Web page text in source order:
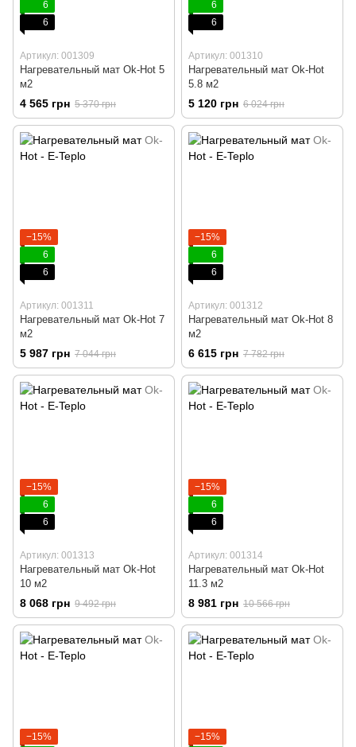
6
6
Артикул: 001309
Нагревательный мат Ok-Hot 5
м2
4 565 грн 5 370 грн
6
6
Артикул: 001310
Нагревательный мат Ok-Hot
5.8 м2
5 120 грн 6 024 грн
−15%
6
6
Артикул: 001311
Нагревательный мат Ok-Hot 7
м2
5 987 грн 7 044 грн
−15%
6
6
Артикул: 001312
Нагревательный мат Ok-Hot 8
м2
6 615 грн 7 782 грн
−15%
6
6
Артикул: 001313
Нагревательный мат Ok-Hot
10 м2
8 068 грн 9 492 грн
−15%
6
6
Артикул: 001314
Нагревательный мат Ok-Hot
11.3 м2
8 981 грн 10 566 грн
−15%
−15%